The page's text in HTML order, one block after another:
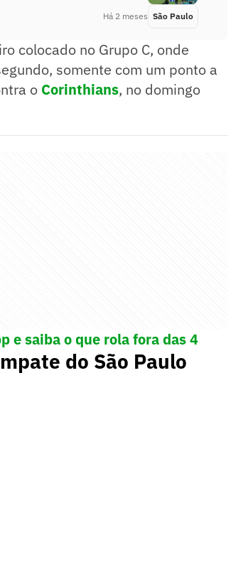
Há 2 meses São Paulo
colocado no Grupo C, onde
somente com um ponto a
o Corinthians, no domingo
e saiba o que rola fora das 4
do São Paulo